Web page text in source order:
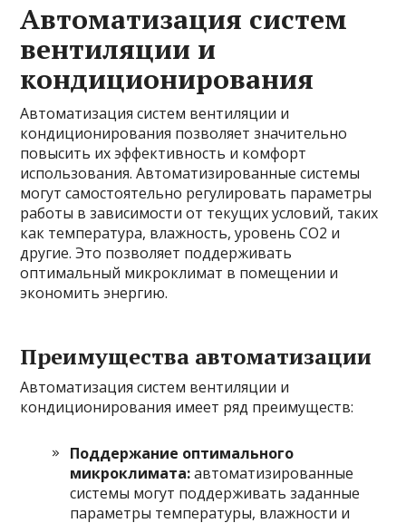
Автоматизация систем
вентиляции и
кондиционирования
Автоматизация систем вентиляции и
кондиционирования позволяет значительно
повысить их эффективность и комфорт
использования. Автоматизированные системы
могут самостоятельно регулировать параметры
работы в зависимости от текущих условий, таких
как температура, влажность, уровень CO2 и
другие. Это позволяет поддерживать
оптимальный микроклимат в помещении и
экономить энергию.
Преимущества автоматизации
Автоматизация систем вентиляции и
кондиционирования имеет ряд преимуществ:
Поддержание оптимального
микроклимата:автоматизированные
системы могут поддерживать заданные
параметры температуры, влажности и